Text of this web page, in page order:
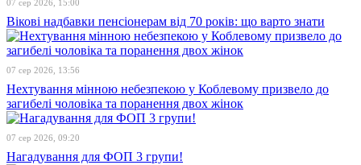
07 сер 2026, 15:00
Вікові надбавки пенсіонерам від 70 років: що варто знати
07 сер 2026, 13:56
Нехтування мінною небезпекою у Коблевому призвело до
загибелі чоловіка та поранення двох жінок
07 сер 2026, 09:20
Нагадування для ФОП 3 групи!